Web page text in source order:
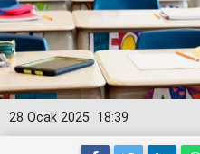
18:39
28 Ocak 2025